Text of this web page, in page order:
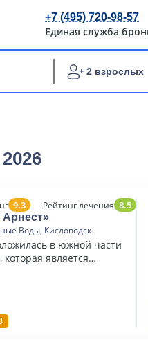
+7 (495) 720-98-57
Единая служба
2 взрослых
9.3 Рейтинг лечения 8.5
Воды, Кисловодск
в южной части
является
уединенной.